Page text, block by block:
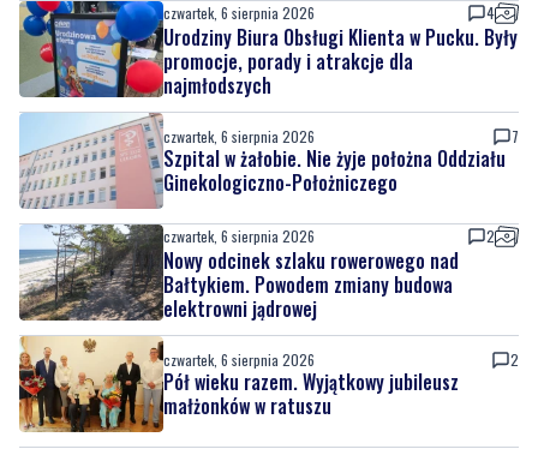
czwartek, 6 sierpnia 2026 4
Urodziny Biura Obsługi Klienta w Pucku. Były
promocje, porady i atrakcje dla
najmłodszych
czwartek, 6 sierpnia 2026 7
Szpital w żałobie. Nie żyje położna Oddziału
Ginekologiczno-Położniczego
czwartek, 6 sierpnia 2026 2
Nowy odcinek szlaku rowerowego nad
Bałtykiem. Powodem zmiany budowa
elektrowni jądrowej
czwartek, 6 sierpnia 2026 2
Pół wieku razem. Wyjątkowy jubileusz
małżonków w ratuszu